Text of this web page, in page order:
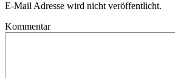
E-Mail Adresse wird nicht veröffentlicht.
Kommentar